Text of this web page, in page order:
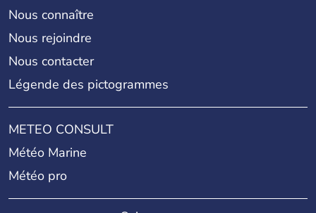
Nous connaître
Nous rejoindre
Nous contacter
Légende des pictogrammes
METEO CONSULT
Météo Marine
Météo pro